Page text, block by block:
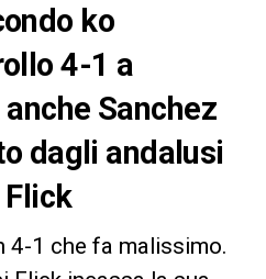
ko
4-1 a
Sanchez
dagli andalusi
4-1 che fa malissimo.